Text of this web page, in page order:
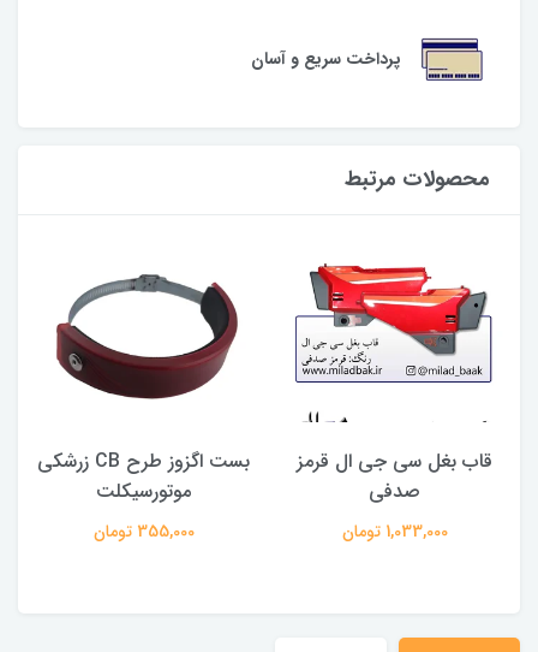
پرداخت سریع و آسان
محصولات مرتبط
قاب بغل سی جی ال قرمز
صدفی
1,033,000 تومان
بست اگزوز طرح CB زرشکی
موتورسیکلت
355,000 تومان